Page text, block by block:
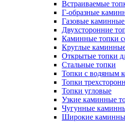
Встраиваемые
Г-образные
Газовые
Двухсторонние
Каминные топки
Круглые
Открытые топки
Стальные топки
Топки с водяным
Топки
Топки угловые
Узкие каминные
Чугунные
Широкие